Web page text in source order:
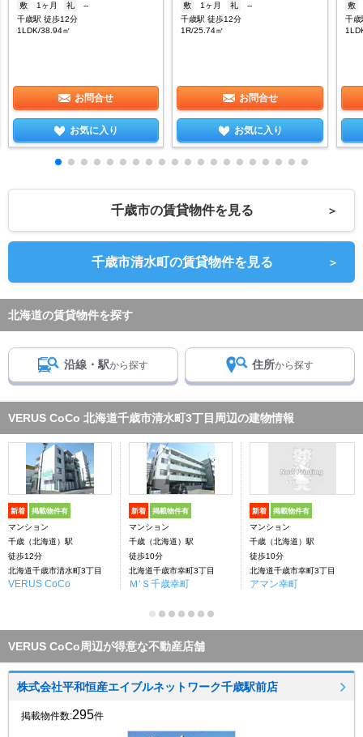
敷
1ヶ月 礼
--
千歳駅 徒歩12分
1LDK/38.94㎡
お問合せ
お気に入り
敷
1ヶ月 礼
--
千歳駅 徒歩12分
1R/25.74㎡
お問合せ
お気に入り
敷
千
千歳市の賃貸物件を見る ＞
千歳市清水町の賃貸物件を見る ＞
北海道の賃貸物件を探す
沿線・駅から探す 住所から探す
VERUS CoCo 北海道千歳市清水町3丁目周辺の建物情報
新着 掲載物件有
マンション
千歳（北海道）駅
徒歩12分
北海道千歳市清水町3丁目
VERUS CoCo
新着 掲載物件有
マンション
千歳（北海道）駅
徒歩10分
北海道千歳市幸町3丁目
Ｍ‘Ｓ千歳幸町
新着 掲載物件有
マンション
千歳（北海道）駅
徒歩10分
北海道千歳市幸町3丁目
アマン幸町
VERUS CoCo周辺が得意な不動産店舗
株式会社平和恒産エイブルネットワーク千歳駅前店
掲載物件数:295件